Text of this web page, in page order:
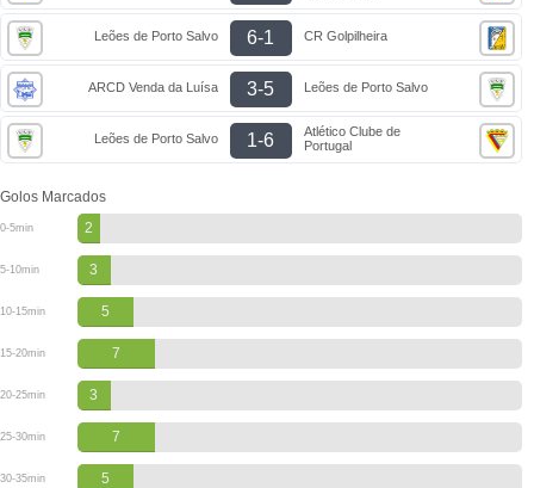
Leões de Porto Salvo 6-1 CR Golpilheira
ARCD Venda da Luísa 3-5 Leões de Porto Salvo
Leões de Porto Salvo 1-6
Atlético Clube de
Portugal
Golos Marcados
0-5min 2
5-10min 3
10-15min 5
15-20min 7
20-25min 3
25-30min 7
30-35min 5